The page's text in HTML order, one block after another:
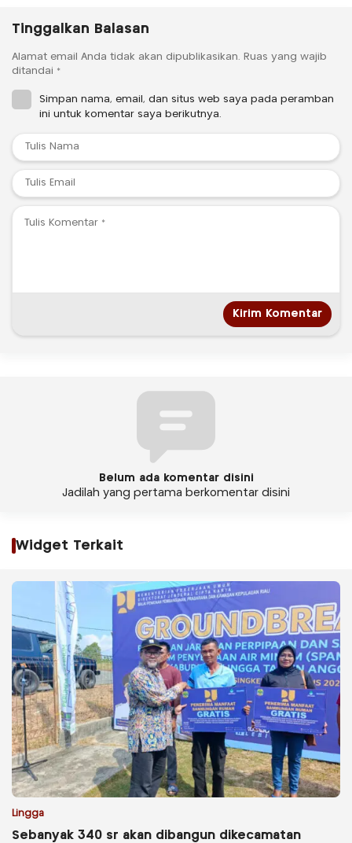
Tinggalkan Balasan
Alamat email Anda tidak akan dipublikasikan.
Ruas yang wajib
ditandai *
Simpan nama, email, dan situs web saya pada peramban
ini untuk komentar saya berikutnya.
Belum ada komentar disini
Jadilah yang pertama berkomentar disini
Widget Terkait
Lingga
Sebanyak 340 sr akan dibangun dikecamatan